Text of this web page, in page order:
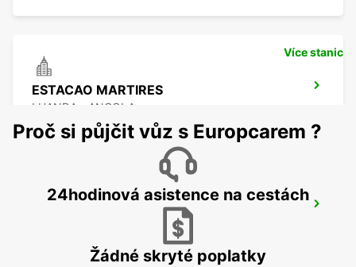
ESTACAO MARTIRES
LUANDA - ANGOLA
Více stanic
Proč si půjčit vůz s Europcarem ?
24hodinová asistence na cestách
Žádné skryté poplatky